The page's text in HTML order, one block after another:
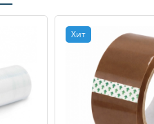
Хит